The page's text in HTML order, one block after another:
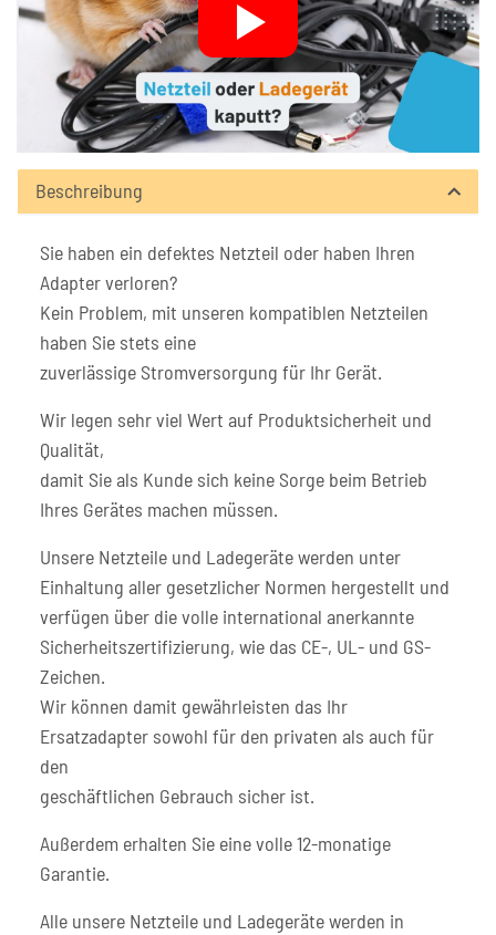
Beschreibung
Sie haben ein defektes Netzteil oder haben Ihren
Adapter verloren?
Kein Problem, mit unseren kompatiblen Netzteilen
haben Sie stets eine
zuverlässige Stromversorgung für Ihr Gerät.
Wir legen sehr viel Wert auf Produktsicherheit und
Qualität,
damit Sie als Kunde sich keine Sorge beim Betrieb
Ihres Gerätes machen müssen.
Unsere Netzteile und Ladegeräte werden unter
Einhaltung aller gesetzlicher Normen hergestellt und
verfügen über die volle international anerkannte
Sicherheitszertifizierung, wie das CE-, UL- und GS-
Zeichen.
Wir können damit gewährleisten das Ihr
Ersatzadapter sowohl für den privaten als auch für
den
geschäftlichen Gebrauch sicher ist.
Außerdem erhalten Sie eine volle 12-monatige
Garantie.
Alle unsere Netzteile und Ladegeräte werden in